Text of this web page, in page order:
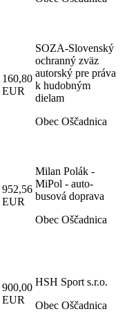
160,80
EUR
SOZA-Slovenský
ochranný zväz
autorský pre práva
k hudobným
dielam
Obec Oščadnica
952,56
EUR
Milan Polák -
MiPol - auto-
busová doprava
Obec Oščadnica
900,00
EUR
HSH Sport s.r.o.
Obec Oščadnica